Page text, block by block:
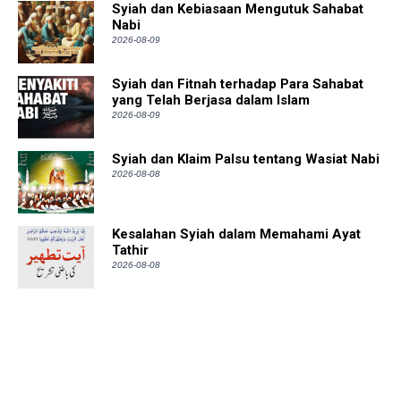
Syiah dan Kebiasaan Mengutuk Sahabat
Nabi
2026-08-09
Syiah dan Fitnah terhadap Para Sahabat
yang Telah Berjasa dalam Islam
2026-08-09
Syiah dan Klaim Palsu tentang Wasiat Nabi
2026-08-08
Kesalahan Syiah dalam Memahami Ayat
Tathir
2026-08-08